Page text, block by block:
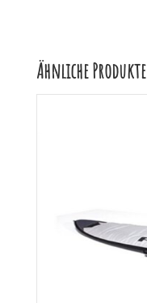
Ähnliche Produkte